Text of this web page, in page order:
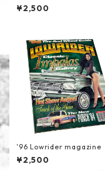
¥2,500
'96 Lowrider magazine
¥2,500